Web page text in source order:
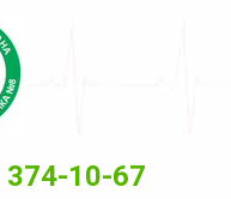
374-10-67